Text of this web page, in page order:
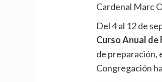
Cardenal Marc
Del 4 al 12 de
Curso Anual de
de preparación,
Congregación